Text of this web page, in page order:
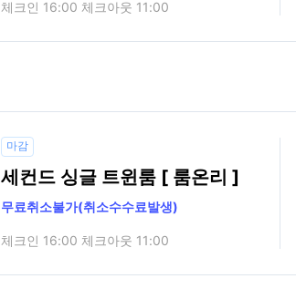
체크인 16:00 체크아웃 11:00
마감
세컨드 싱글 트윈룸 [ 룸온리 ]
무료취소불가(취소수수료발생)
체크인 16:00 체크아웃 11:00